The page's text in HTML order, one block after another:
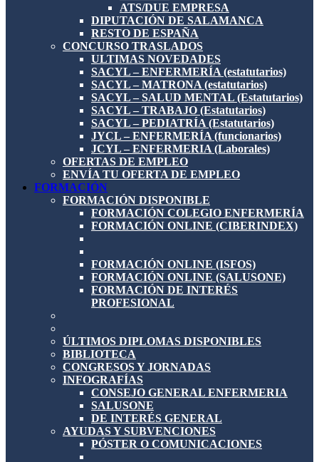
ATS/DUE EMPRESA
DIPUTACIÓN DE SALAMANCA
RESTO DE ESPAÑA
CONCURSO TRASLADOS
ULTIMAS NOVEDADES
SACYL – ENFERMERÍA (estatutarios)
SACYL – MATRONA (estatutarios)
SACYL – SALUD MENTAL (Estatutarios)
SACYL – TRABAJO (Estatutarios)
SACYL – PEDIATRÍA (Estatutarios)
JYCL – ENFERMERÍA (funcionarios)
JCYL – ENFERMERIA (Laborales)
OFERTAS DE EMPLEO
ENVÍA TU OFERTA DE EMPLEO
FORMACIÓN
FORMACIÓN DISPONIBLE
FORMACIÓN COLEGIO ENFERMERÍA
FORMACIÓN ONLINE (CIBERINDEX)
FORMACIÓN ONLINE (ISFOS)
FORMACIÓN ONLINE (SALUSONE)
FORMACIÓN DE INTERÉS
PROFESIONAL
ÚLTIMOS DIPLOMAS DISPONIBLES
BIBLIOTECA
CONGRESOS Y JORNADAS
INFOGRAFÍAS
CONSEJO GENERAL ENFERMERIA
SALUSONE
DE INTERÉS GENERAL
AYUDAS Y SUBVENCIONES
PÓSTER O COMUNICACIONES